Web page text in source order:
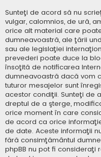
Sunteţi de acord să nu
vulgar, calomnios, de ură,
orice alt material care
dumneavoastră, ale ţării
sau ale legislaţiei
prevederi poate duce la
însoţită de notificarea
dumneavoastră dacă vom
tuturor mesajelor sunt
acestor condiţii. Sunteţi de
dreptul de a şterge,
orice moment în care
de acord ca orice
de date. Aceste informaţii
fără consimţământul
phpBB nu pot fi consideraţi